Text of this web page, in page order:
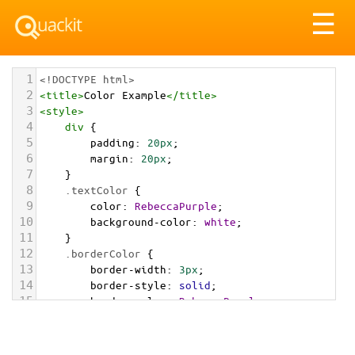
☰
1 <!DOCTYPE html>
2 <title>Color Example</title>
3 <style>
4 div {
5 padding: 20px;
6 margin: 20px;
7 }
8 .textColor {
9 color: RebeccaPurple;
10 background-color: white;
11 }
12 .borderColor {
13 border-width: 3px;
14 border-style: solid;
15 border-color: RebeccaPurple;